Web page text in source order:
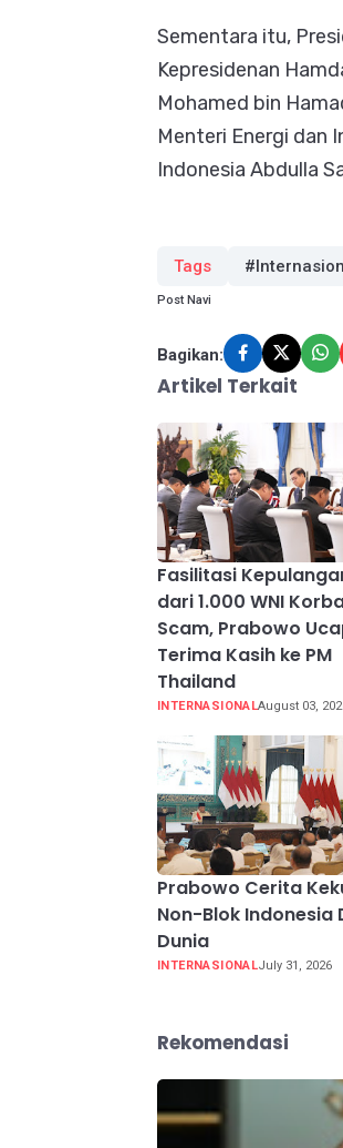
Sementara itu,
Kepresidenan
Mohamed bin
Menteri Energi dan
Indonesia Abdulla
Tags
Post Navi
Bagikan:
Artikel Terkait
Fasilitasi
dari 1.000 WNI
Scam, Prabowo
Terima Kasih ke PM
Thailand
INTERNASIONALAugust 03,
Prabowo Cerita
Non-Blok Indonesia
Dunia
INTERNASIONALJuly 31, 2026
Rekomendasi